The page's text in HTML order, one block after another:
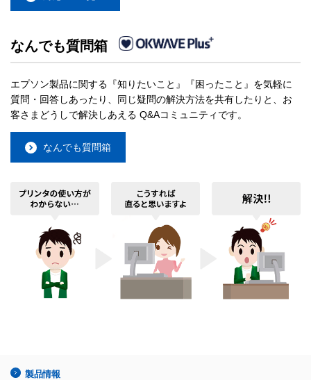
なんでも質問箱
エプソン製品に関する『知りたいこと』『困ったこと』を気軽に
質問・回答しあったり、同じ疑問の解決方法を共有したりと、お
客さまどうしで解決しあえる Q&Aコミュニティです。
なんでも質問箱
製品情報